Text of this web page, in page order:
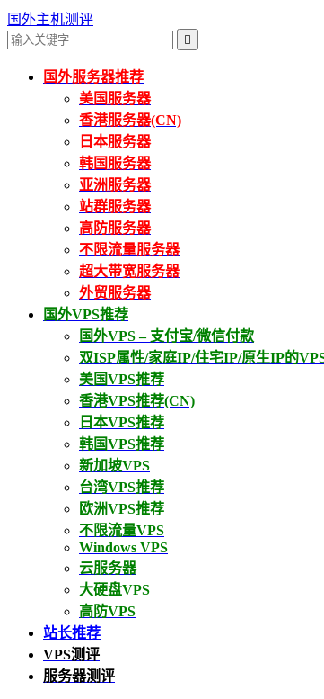
国外主机测评

国外服务器推荐
美国服务器
香港服务器(CN)
日本服务器
韩国服务器
亚洲服务器
站群服务器
高防服务器
不限流量服务器
超大带宽服务器
外贸服务器
国外VPS推荐
国外VPS – 支付宝/微信付款
双ISP属性/家庭IP/住宅IP/原生IP的
美国VPS推荐
香港VPS推荐(CN)
日本VPS推荐
韩国VPS推荐
新加坡VPS
台湾VPS推荐
欧洲VPS推荐
不限流量VPS
Windows VPS
云服务器
大硬盘VPS
高防VPS
站长推荐
VPS测评
服务器测评